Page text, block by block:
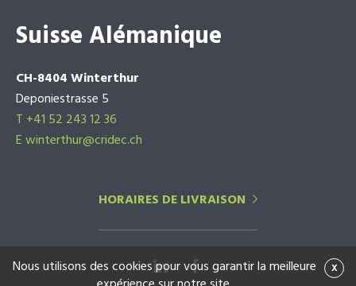
Suisse Alémanique
CH-8404 Winterthur
Deponiestrasse 5
T +41 52 243 12 36
E winterthur@cridec.ch
HORAIRES DE LIVRAISON
x
Nous utilisons des cookies pour vous garantir la meilleure